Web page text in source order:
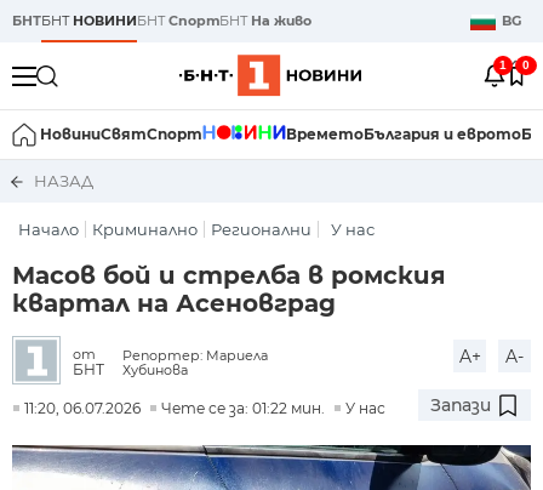
БНТБНТ НОВИНИБНТСпортБНТ На живо BG
1 0
НовиниСвятСпорт ВреметоБългария и еврото
НАЗАД
Начало Криминално Регионални У нас
Масов бой и стрелба в ромския
квартал на Асеновград
от
БНТ
Репортер: Мариела
Хубинова
A+ A-
11:20, 06.07.2026 Чете се за: 01:22 мин. У нас Запази